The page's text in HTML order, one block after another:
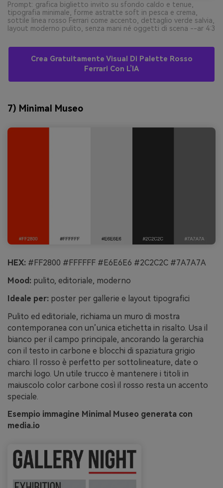
Prompt: grafica biglietto invito su sfondo caldo e tenue,
tipografia minimale, forme astratte soft in pesca e crema,
sottile linea rosso Ferrari come accento, dettaglio verde salvia,
layout moderno pulito, senza mani né oggetti di scena --ar 4:3
Crea Gratuitamente Visual Di Palette Rosso
Ferrari Con L’IA
7) Minimal Museo
HEX: #FF2800 #FFFFFF #E6E6E6 #2C2C2C #7A7A7A
Mood: pulito, editoriale, moderno
Ideale per: poster per gallerie e layout tipografici
Pulito ed editoriale, richiama un muro di mostra
contemporanea con un’unica etichetta in risalto. Usa il
bianco per il campo principale, ancorando la gerarchia
con il testo in carbone e blocchi di spaziatura grigio
chiaro. Il rosso è perfetto per sottolineature, date o
marchi logo. Un utile trucco è mantenere i titoli in
maiuscolo color carbone così il rosso resta un accento
speciale.
Esempio immagine Minimal Museo generata con
media.io